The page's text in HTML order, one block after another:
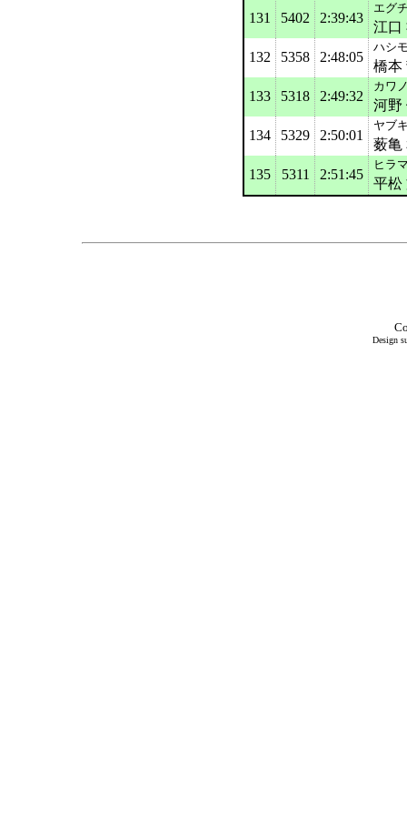
131
5402 2:39:43
エグ
江口
132
5358 2:48:05
ハシ
橋本
133
5318 2:49:32
カワ
河野
134
5329 2:50:01
ヤブ
薮亀
135
5311 2:51:45
ヒラ
平松
Design